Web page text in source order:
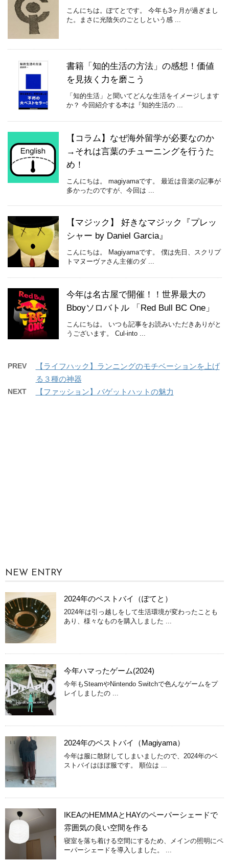
こんにちは。ぽてとです。 今年も3ヶ月が過ぎまし
た。まさに光陰矢のごとしという感 ...
書籍「知的生活の方法」の感想！価値
を見抜く力を磨こう
「知的生活」と聞いてどんな生活をイメージします
か？ 今回紹介する本は『知的生活の ...
【コラム】なぜ海外留学が必要なのか
→それは言葉のチューニングを行うた
め！
こんにちは。 magiyamaです。 最近は音楽の記事が
多かったのですが、今回は ...
【マジック】 好きなマジック『プレッ
シャー by Daniel Garcia』
こんにちは。 Magiyamaです。 僕は先日、スクリプ
トマヌーヴァさん主催のダ ...
今年は名古屋で開催！！世界最大の
Bboyソロバトル 「Red Bull BC One」
こんにちは。 いつも記事をお読みいただきありがと
うございます。 Cul-into ...
PREV
【ライフハック】ランニングのモチベーションを上げ
る３種の神器
NEXT 【ファッション】バゲットハットの魅力
NEW ENTRY
2024年のベストバイ（ぽてと）
2024年は引っ越しをして生活環境が変わったことも
あり、様々なものを購入しました ...
今年ハマったゲーム(2024)
今年もSteamやNintendo Switchで色んなゲームをプ
レイしましたの ...
2024年のベストバイ（Magiyama）
今年は服に散財してしまいましたので、2024年のベ
ストバイはほぼ服です。 順位は ...
IKEAのHEMMAとHAYのペーパーシェードで
雰囲気の良い空間を作る
寝室を落ち着ける空間にするため、メインの照明にペ
ーパーシェードを導入しました。 ...